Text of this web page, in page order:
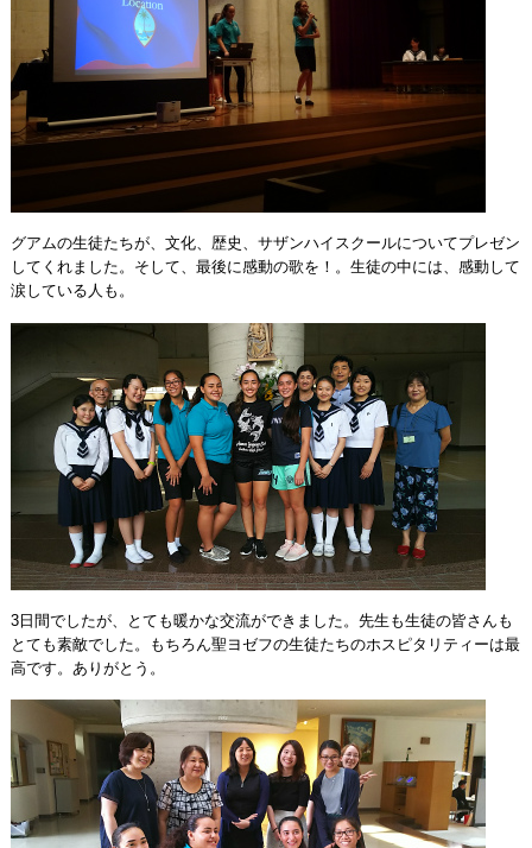
グアムの生徒たちが、文化、歴史、サザンハイスクールについてプレゼン
してくれました。そして、最後に感動の歌を！。生徒の中には、感動して
涙している人も。
3日間でしたが、とても暖かな交流ができました。先生も生徒の皆さんも
とても素敵でした。もちろん聖ヨゼフの生徒たちのホスピタリティーは最
高です。ありがとう。